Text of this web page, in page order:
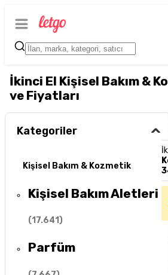
İkinci El Kişisel Bakım &
ve Fiyatları
Kategoriler
Kişisel Bakım & Kozmetik
Kişisel Bakım Aletleri
(17.641)
Parfüm